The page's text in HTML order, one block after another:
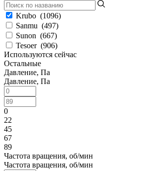
Krubo (1096)
Sanmu (497)
Sunon (667)
Tesoer (906)
Используются сейчас
Остальные
Давление, Па
Давление, Па
0
22
45
67
89
Частота вращения, об/мин
Частота вращения, об/мин